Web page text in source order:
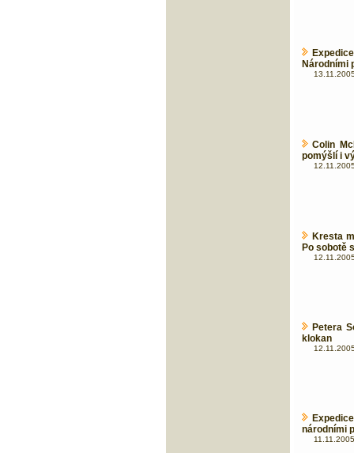
Národními
Colin
pomýšlí i
Kresta
Po sobotě
Petera
klokan
národními